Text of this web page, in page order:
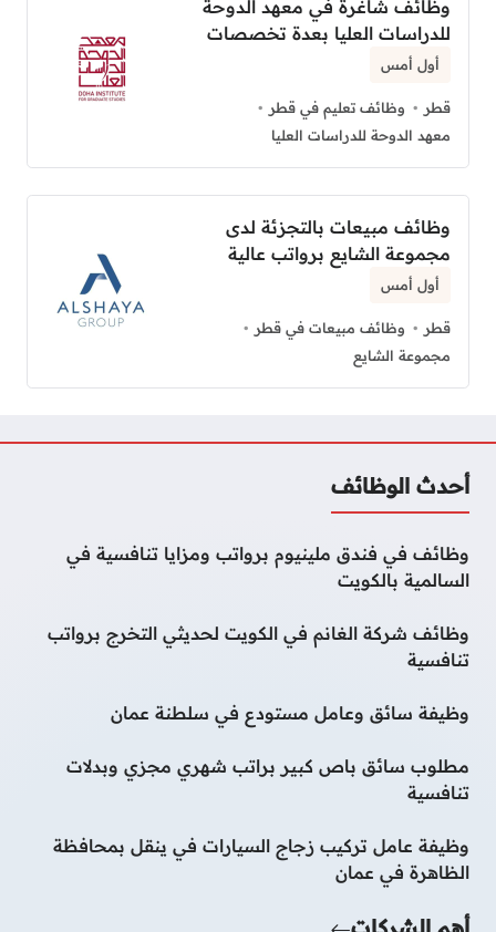
وظائف شاغرة في معهد الدوحة
للدراسات العليا بعدة تخصصات
أول أمس
قطر
وظائف تعليم في قطر
معهد الدوحة للدراسات العليا
وظائف مبيعات بالتجزئة لدى
مجموعة الشايع برواتب عالية
أول أمس
قطر
وظائف مبيعات في قطر
مجموعة الشايع
أحدث الوظائف
وظائف في فندق ملينيوم برواتب ومزايا تنافسية في
السالمية بالكويت
وظائف شركة الغانم في الكويت لحديثي التخرج برواتب
تنافسية
وظيفة سائق وعامل مستودع في سلطنة عمان
مطلوب سائق باص كبير براتب شهري مجزي وبدلات
تنافسية
وظيفة عامل تركيب زجاج السيارات في ينقل بمحافظة
الظاهرة في عمان